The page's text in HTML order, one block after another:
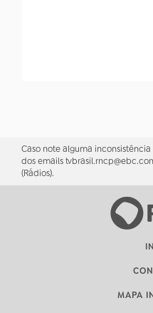
Caso note alguma
dos emails
(Rádios).
MAPA